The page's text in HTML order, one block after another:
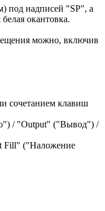
под надписей "SP", а
окантовка.
можно, включив
сочетанием клавиш
/ "Оutput" ("Вывод") /
Fill" ("Наложение